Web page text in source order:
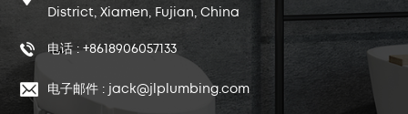
维护成本。安装或更换马桶冲水阀时，务必确保其符合马桶的
钮是操作马桶冲水阀的关键用户界面组件，允许在半冲水和全
冲水模式之间进行选择。 常见类型：根据安装类型，马桶冲
District, Xiamen, Fujian, China
电话 : +8618906057133
电子邮件 : jack@jlplumbing.com